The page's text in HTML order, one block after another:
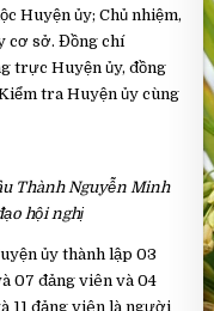
Huyện ủy; Chủ nhiệm,
cơ sở. Đồng chí
trực Huyện ủy, đồng
tra Huyện ủy cùng
Thành Nguyễn Minh
hội nghị
ủy thành lập 03
07 đảng viên và 04
11 đảng viên là người